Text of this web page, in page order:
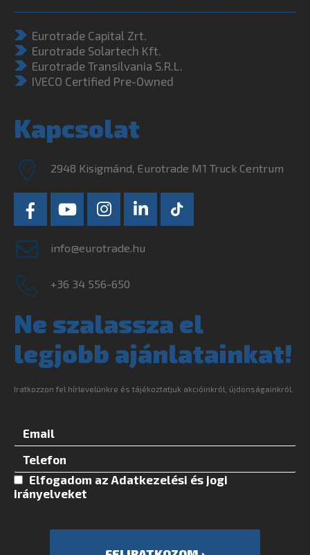
Eurotrade Capital Zrt.
Eurotrade Solartech Kft.
Eurotrade Transilvania S.R.L.
IVECO Certified Pre-Owned
Kapcsolat
2948 Kisigmánd, Eurotrade M1 Truck Centrum
info@eurotrade.hu
+36 34 556-650
Ne szalassza el
legjobb ajánlatainkat!
Iratkozzon fel hírlevelünkre és tájékoztatjuk akcióinkról, újdonságainkról.
Elfogadom az Adatkezelési és jogi
irányelveket